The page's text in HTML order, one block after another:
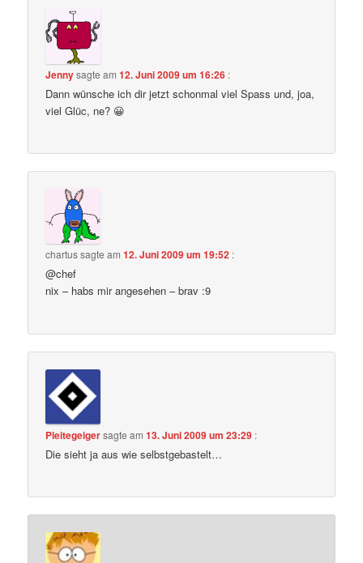
Jennysagte am12. Juni 2009 um 16:26 :
Dann wünsche ich dir jetzt schonmal viel Spass und, joa,
viel Glüc, ne? 😀
chartussagte am12. Juni 2009 um 19:52 :
@chef
nix – habs mir angesehen – brav :9
Pleitegeigersagte am13. Juni 2009 um 23:29 :
Die sieht ja aus wie selbstgebastelt…